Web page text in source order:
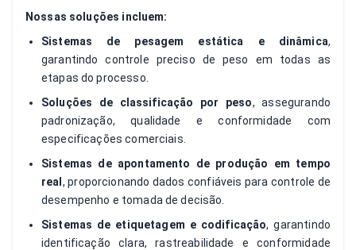
Nossas soluções incluem:
Sistemas de pesagem estática e dinâmica,
garantindo controle preciso de peso em todas as
etapas do processo.
Soluções de classificação por peso, assegurando
padronização, qualidade e conformidade com
especificações comerciais.
Sistemas de apontamento de produção em tempo
real , proporcionando dados confiáveis para controle de
desempenho e tomada de decisão.
Sistemas de etiquetagem e codificação, garantindo
identificação clara, rastreabilidade e conformidade